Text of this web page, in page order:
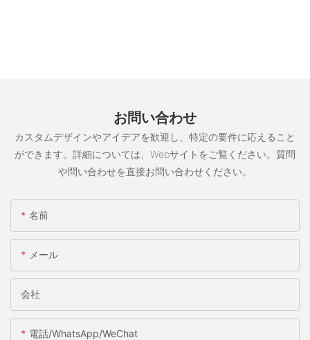
お問い合わせ
カスタムデザインやアイデアを歓迎し、特定の要件に応えること
ができます。詳細については、Webサイトをご覧ください。質問
や問い合わせを直接お問い合わせください。
名前
メール
会社
電話/WhatsApp/WeChat